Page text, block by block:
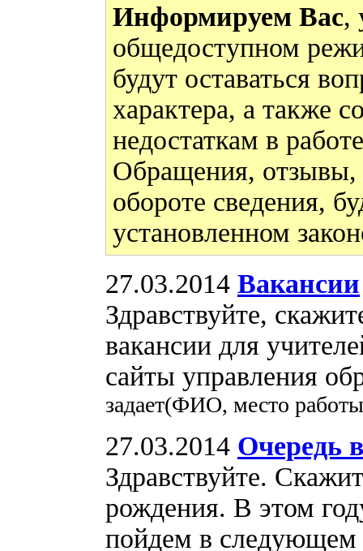
Информируем Вас,
общедоступном
будут оставаться
характера, а также
недостаткам в
Обращения, отзывы,
обороте сведения,
установленном
27.03.2014 Вакансии
Здравствуйте,
вакансии для
сайты управления
задает(ФИО, место
27.03.2014 Очередь
Здравствуйте.
рождения. В этом
пойдем в следующем